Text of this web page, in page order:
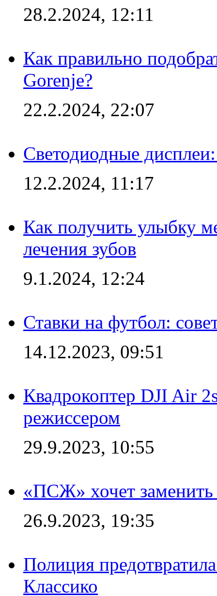
28.2.2024, 12:11
Как правильно
Gorenje?
22.2.2024, 22:07
Светодиодные
12.2.2024, 11:17
Как получить улыбку
лечения зубов
9.1.2024, 12:24
Ставки на футбол:
14.12.2023, 09:51
Квадрокоптер DJI Air
режиссером
29.9.2023, 10:55
«ПСЖ» хочет
26.9.2023, 19:35
Полиция
Классико